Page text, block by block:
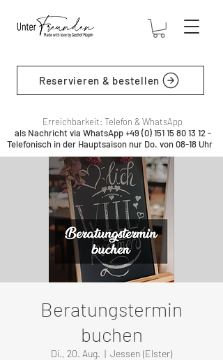
Reservieren & bestellen
Erreichbarkeit: Telefon & WhatsApp
als Nachricht via WhatsApp+49 (0) 151 15 80 13 12-
Telefonisch in der Hauptsaison nur Do. von 08-18 Uhr
Beratungstermin
buchen
Di., 20. Aug.
  |
Jessen (Elster)